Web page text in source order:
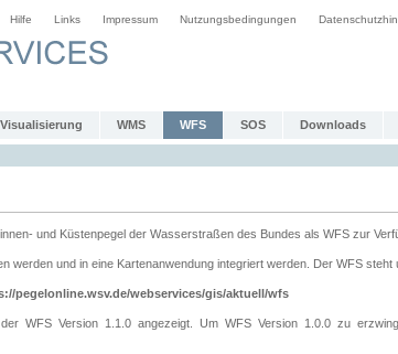
Hilfe Links Impressum Nutzungsbedingungen
Visualisierung WMS WFS SOS Downloads
und Küstenpegel der Wasserstraßen des Bundes als WFS zur
werden und in eine Kartenanwendung integriert werden. Der WFS
pegelonline.wsv.de/webservices/gis/aktuell/wfs
WFS Version 1.1.0 angezeigt. Um WFS Version 1.0.0 zu